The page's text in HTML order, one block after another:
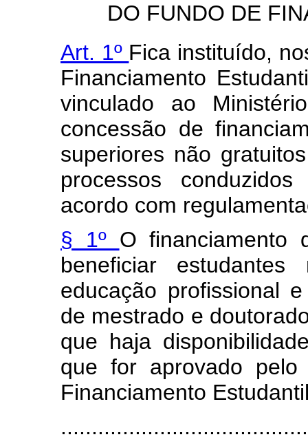
DO FUNDO DE
Art. 1º Fica instituído,
Financiamento
vinculado ao
concessão de
superiores não
processos
acordo com
§ 1º O
beneficiar
educação profissional
de mestrado e
que haja
que for aprovado
Financiamento